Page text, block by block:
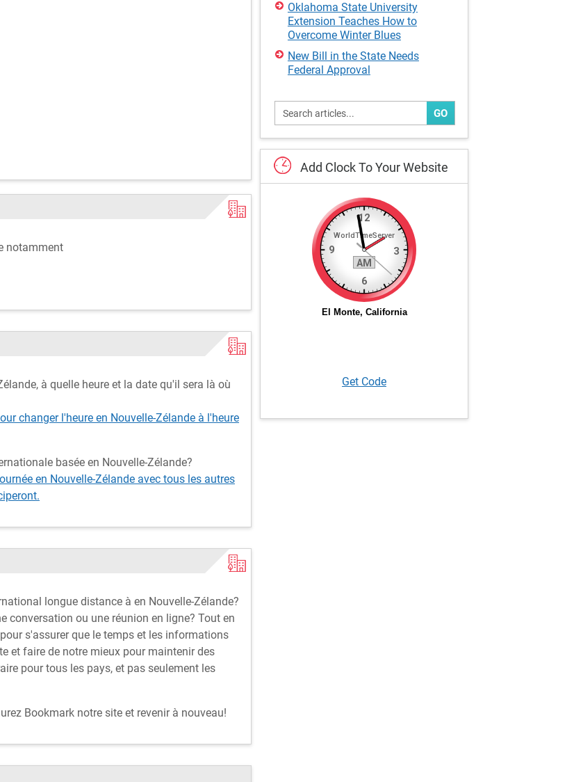
notamment
à quelle heure et la date qu'il sera là où
changer l'heure en Nouvelle-Zélande à l'heure
basée en Nouvelle-Zélande?
en Nouvelle-Zélande avec tous les autres
longue distance à en Nouvelle-Zélande?
conversation ou une réunion en ligne? Tout en
s'assurer que le temps et les informations
et faire de notre mieux pour maintenir des
pour tous les pays, et pas seulement les
Bookmark notre site et revenir à nouveau!
Oklahoma State University
Extension Teaches How to
Overcome Winter Blues
New Bill in the State Needs
Federal Approval
GO
Add ClockToYourWebsite
Get Code